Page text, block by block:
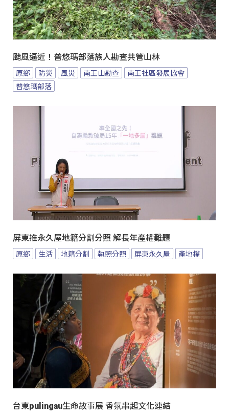
颱風逼近！普悠瑪部落族人勘查共管山林
原鄉 防災 風災 南王山勘查
南王社區發展協會
普悠瑪部落
屏東推永久屋地籍分割分照 解長年產權難題
原鄉 生活 地籍分割 執照分照 屏東永久屋 產地權
台東pulingau生命故事展 香氛串起文化連結